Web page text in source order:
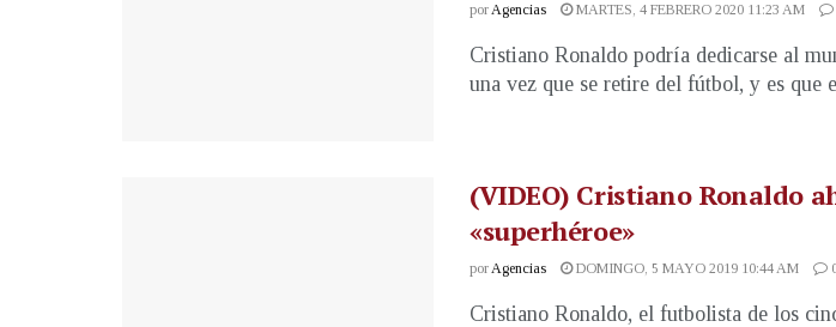
porAgencias MARTES, 4 FEBRERO 2020 11:23 AM
Cristiano Ronaldo podría dedicarse al
una vez que se retire del fútbol, y es que
(VIDEO) Cristiano Ronaldo
«superhéroe»
porAgencias DOMINGO, 5 MAYO 2019 10:44 AM
Cristiano Ronaldo, el futbolista de los